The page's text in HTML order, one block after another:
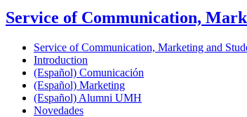
Service of Communication,
Service of Communication, Marketing and
Introduction
(Español) Comunicación
(Español) Marketing
(Español) Alumni UMH
Novedades